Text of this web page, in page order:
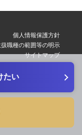
個人情報保護方針
職種の範囲等の明示
サイトマップ
たい